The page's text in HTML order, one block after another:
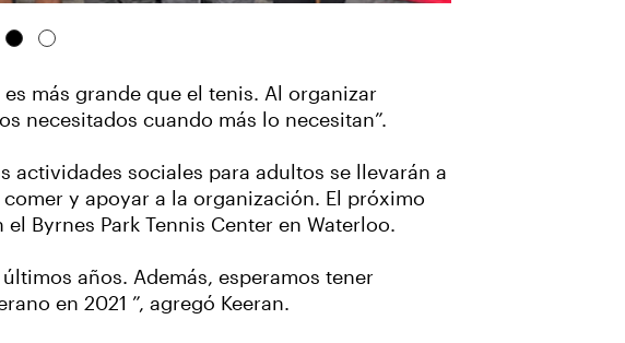
más grande que el tenis. Al organizar
necesitados cuando más lo necesitan”.
actividades sociales para adultos se llevarán a
y apoyar a la organización. El próximo
el Byrnes Park Tennis Center en Waterloo.
años. Además, esperamos tener
en 2021 ”, agregó Keeran.